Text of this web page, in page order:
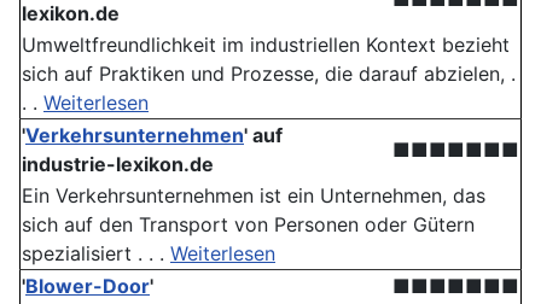
lexikon.de
Umweltfreundlichkeit im industriellen Kontext bezieht
sich auf Praktiken und Prozesse, die darauf abzielen, .
. . Weiterlesen
'Verkehrsunternehmen' auf
industrie-lexikon.de
■■■■■■■
Ein Verkehrsunternehmen ist ein Unternehmen, das
sich auf den Transport von Personen oder Gütern
spezialisiert . . . Weiterlesen
'Blower-Door'
■■■■■■■